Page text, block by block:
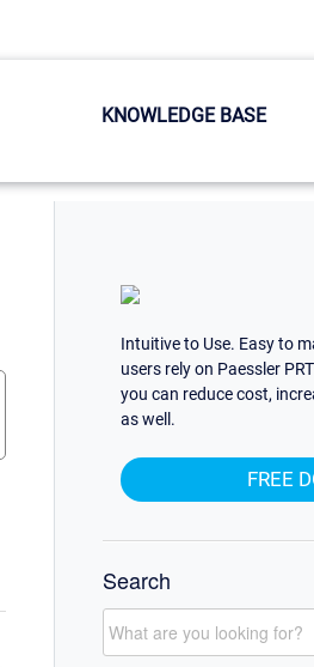
KNOWLEDGE BASE
Intuitive to Use. Easy to
users rely on Paessler
you can reduce cost,
as well.
FREE
Search